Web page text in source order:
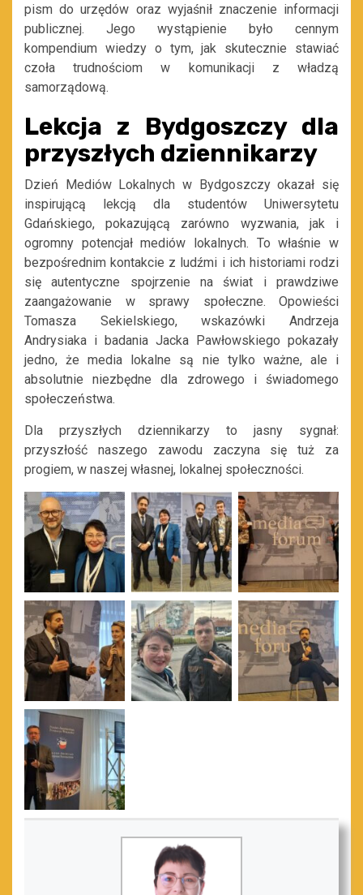
pism do urzędów oraz wyjaśnił znaczenie informacji
publicznej. Jego wystąpienie było cennym
kompendium wiedzy o tym, jak skutecznie stawiać
czoła trudnościom w komunikacji z władzą
samorządową.
Lekcja z Bydgoszczy dla
przyszłych dziennikarzy
Dzień Mediów Lokalnych w Bydgoszczy okazał się
inspirującą lekcją dla studentów Uniwersytetu
Gdańskiego, pokazującą zarówno wyzwania, jak i
ogromny potencjał mediów lokalnych. To właśnie w
bezpośrednim kontakcie z ludźmi i ich historiami rodzi
się autentyczne spojrzenie na świat i prawdziwe
zaangażowanie w sprawy społeczne. Opowieści
Tomasza Sekielskiego, wskazówki Andrzeja
Andrysiaka i badania Jacka Pawłowskiego pokazały
jedno, że media lokalne są nie tylko ważne, ale i
absolutnie niezbędne dla zdrowego i świadomego
społeczeństwa.
Dla przyszłych dziennikarzy to jasny sygnał:
przyszłość naszego zawodu zaczyna się tuż za
progiem, w naszej własnej, lokalnej społeczności.